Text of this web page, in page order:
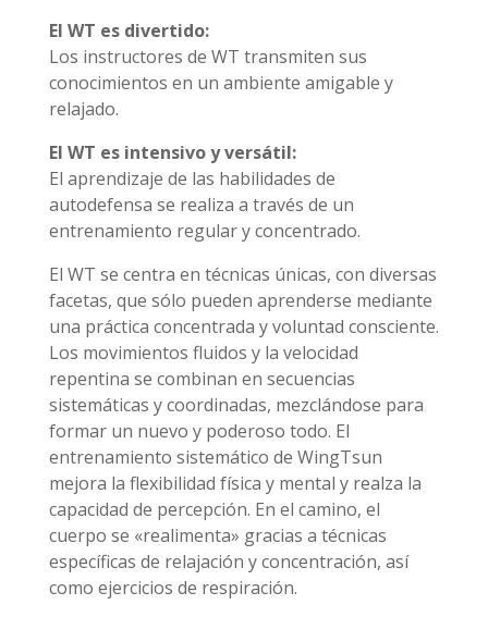
El WT es divertido:
Los instructores de WT transmiten sus
conocimientos en un ambiente amigable y
relajado.
El WT es intensivo y versátil:
El aprendizaje de las habilidades de
autodefensa se realiza a través de un
entrenamiento regular y concentrado.
El WT se centra en técnicas únicas, con diversas
facetas, que sólo pueden aprenderse mediante
una práctica concentrada y voluntad consciente.
Los movimientos fluidos y la velocidad
repentina se combinan en secuencias
sistemáticas y coordinadas, mezclándose para
formar un nuevo y poderoso todo. El
entrenamiento sistemático de WingTsun
mejora la flexibilidad física y mental y realza la
capacidad de percepción. En el camino, el
cuerpo se «realimenta» gracias a técnicas
específicas de relajación y concentración, así
como ejercicios de respiración.